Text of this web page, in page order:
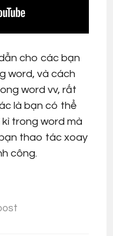
cho các bạn
word, và cách
word vv, rất
là bạn có thể
trong word mà
thao tác xoay
công.